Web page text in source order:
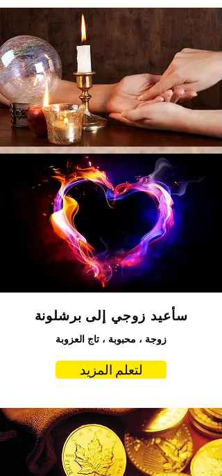
سأعيد زوجي إلى برشلونة
زوجة ، محبوبة ، تاج العزوبة
لتعلم المزيد